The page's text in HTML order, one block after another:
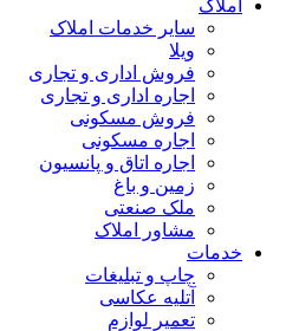
املاک
سایر خدمات املاک
ویلا
فروش اداری و تجاری
اجاره اداری و تجاری
فروش مسکونی
اجاره مسکونی
اجاره اتاق و پانسیون
زمین و باغ
ملک صنعتی
مشاور املاک
خدمات
چاپ و تبلیغات
آتلیه عکاسی
تعمیر لوازم